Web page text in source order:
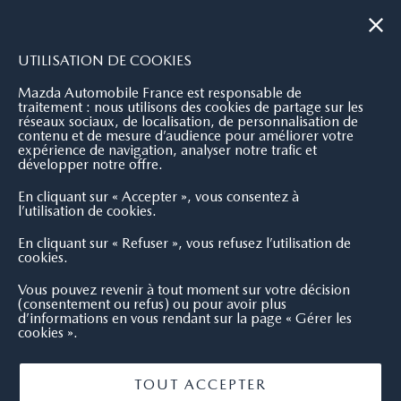
UTILISATION DE COOKIES
Mazda Automobile France est responsable de
traitement : nous utilisons des cookies de partage sur les
réseaux sociaux, de localisation, de personnalisation de
contenu et de mesure d’audience pour améliorer votre
expérience de navigation, analyser notre trafic et
développer notre offre.
En cliquant sur « Accepter », vous consentez à
l’utilisation de cookies.
En cliquant sur « Refuser », vous refusez l’utilisation de
cookies.
Vous pouvez revenir à tout moment sur votre décision
(consentement ou refus) ou pour avoir plus
d’informations en vous rendant sur la page « Gérer les
cookies ».
TOUT ACCEPTER